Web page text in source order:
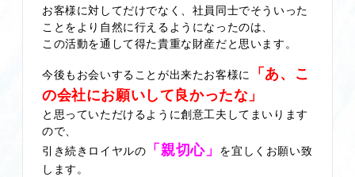
お客様に対してだけでなく、社員同士でそういった
ことをより自然に行えるようになったのは、
この活動を通して得た貴重な財産だと思います。
今後もお会いすることが出来たお客様に
「あ、こ
の会社にお願いして良かったな」
と思っていただけるように創意工夫してまいります
ので、
引き続きロイヤルの 「親切心」 を宜しくお願い致
します。